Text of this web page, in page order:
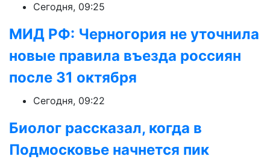
Сегодня, 09:25
МИД РФ: Черногория не уточнила
новые правила въезда россиян
после 31 октября
Сегодня, 09:22
Биолог рассказал, когда в
Подмосковье начнется пик